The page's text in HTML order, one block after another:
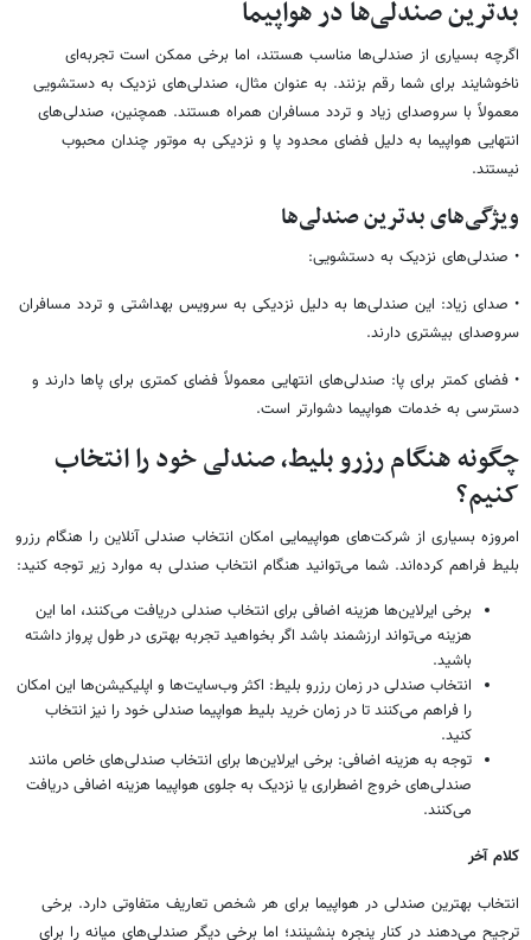
بدترین صندلی‌ها در هواپیما
اگرچه بسیاری از صندلی‌ها مناسب هستند، اما برخی ممکن است تجربه‌ای
ناخوشایند برای شما رقم بزنند. به عنوان مثال، صندلی‌های نزدیک به دستشویی
معمولاً با سروصدای زیاد و تردد مسافران همراه هستند. همچنین، صندلی‌های
انتهایی هواپیما به دلیل فضای محدود پا و نزدیکی به موتور چندان محبوب
نیستند.
ویژگی‌های بدترین صندلی‌ها
• صندلی‌های نزدیک به دستشویی:
• صدای زیاد: این صندلی‌ها به دلیل نزدیکی به سرویس بهداشتی و تردد مسافران
سروصدای بیشتری دارند.
• فضای کمتر برای پا: صندلی‌های انتهایی معمولاً فضای کمتری برای پاها دارند و
دسترسی به خدمات هواپیما دشوارتر است.
چگونه هنگام رزرو بلیط، صندلی خود را انتخاب
کنیم؟
امروزه بسیاری از شرکت‌های هواپیمایی امکان انتخاب صندلی آنلاین را هنگام رزرو
بلیط فراهم کرده‌اند. شما می‌توانید هنگام انتخاب صندلی به موارد زیر توجه کنید:
برخی ایرلاین‌ها هزینه اضافی برای انتخاب صندلی دریافت می‌کنند، اما این
هزینه می‌تواند ارزشمند باشد اگر بخواهید تجربه بهتری در طول پرواز داشته
باشید.
انتخاب صندلی در زمان رزرو بلیط: اکثر وب‌سایت‌ها و اپلیکیشن‌ها این امکان
را فراهم می‌کنند تا در زمان خرید بلیط هواپیما صندلی خود را نیز انتخاب
کنید.
توجه به هزینه اضافی: برخی ایرلاین‌ها برای انتخاب صندلی‌های خاص مانند
صندلی‌های خروج اضطراری یا نزدیک به جلوی هواپیما هزینه اضافی دریافت
می‌کنند.
کلام آخر
انتخاب بهترین صندلی در هواپیما برای هر شخص تعاریف متفاوتی دارد. برخی
ترجیح می‌دهند در کنار پنجره بنشینند؛ اما برخی دیگر صندلی‌های میانه را برای